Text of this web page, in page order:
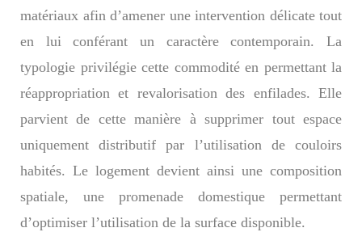
matériaux afin d’amener une intervention délicate tout
en lui conférant un caractère contemporain. La
typologie privilégie cette commodité en permettant la
réappropriation et revalorisation des enfilades. Elle
parvient de cette manière à supprimer tout espace
uniquement distributif par l’utilisation de couloirs
habités. Le logement devient ainsi une composition
spatiale, une promenade domestique permettant
d’optimiser l’utilisation de la surface disponible.